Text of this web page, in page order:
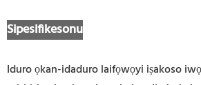
Sipesifikesonu
Iduro ọkan-idaduro laifọwọyi iṣakoso